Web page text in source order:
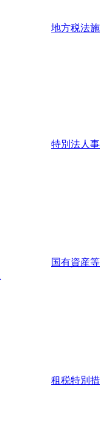
地方税法施
特別法人事
国有資産等
租税特別措